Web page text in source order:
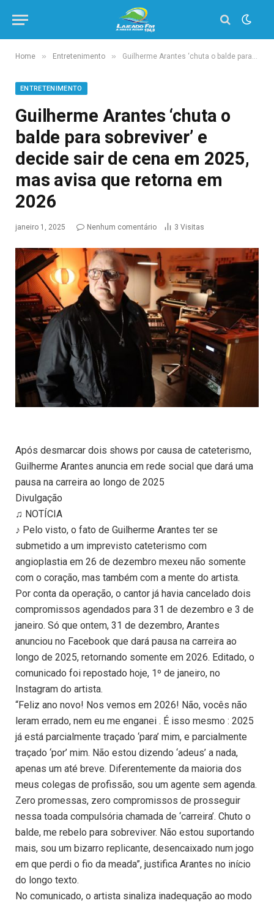
Home » Entretenimento » Guilherme Arantes ‘chuta o balde para sobreviver’ e decide sair de cena em 2025, mas avisa que retorna em 2026
ENTRETENIMENTO
Guilherme Arantes ‘chuta o
balde para sobreviver’ e
decide sair de cena em 2025,
mas avisa que retorna em
2026
janeiro 1, 2025 Nenhum comentário 3 Visitas
Após desmarcar dois shows por causa de cateterismo,
Guilherme Arantes anuncia em rede social que dará uma
pausa na carreira ao longo de 2025
Divulgação
♫ NOTÍCIA
♪ Pelo visto, o fato de Guilherme Arantes ter se
submetido a um imprevisto cateterismo com
angioplastia em 26 de dezembro mexeu não somente
com o coração, mas também com a mente do artista.
Por conta da operação, o cantor já havia cancelado dois
compromissos agendados para 31 de dezembro e 3 de
janeiro. Só que ontem, 31 de dezembro, Arantes
anunciou no Facebook que dará pausa na carreira ao
longo de 2025, retornando somente em 2026. Editado, o
comunicado foi repostado hoje, 1º de janeiro, no
Instagram do artista.
“Feliz ano novo! Nos vemos em 2026! Não, vocês não
leram errado, nem eu me enganei . É isso mesmo : 2025
já está parcialmente traçado ‘para’ mim, e parcialmente
traçado ‘por’ mim. Não estou dizendo ‘adeus’ a nada,
apenas um até breve. Diferentemente da maioria dos
meus colegas de profissão, sou um agente sem agenda.
Zero promessas, zero compromissos de prosseguir
nessa toada compulsória chamada de ‘carreira’. Chuto o
balde, me rebelo para sobreviver. Não estou suportando
mais, sou um bizarro replicante, desencaixado num jogo
em que perdi o fio da meada”, justifica Arantes no início
do longo texto.
No comunicado, o artista sinaliza inadequação ao modo